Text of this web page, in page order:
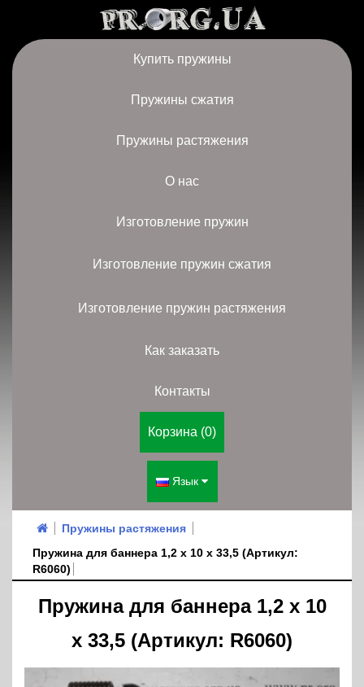
Купить пружины
Пружины сжатия
Пружины растяжения
О нас
Изготовление пружин
Изготовление пружин сжатия
Изготовление пружин растяжения
Как заказать
Контакты
Корзина (0)
Язык
Пружины растяжения
Пружина для баннера 1,2 х 10 х 33,5 (Артикул:
R6060)
Пружина для баннера 1,2 х 10
х 33,5 (Артикул: R6060)